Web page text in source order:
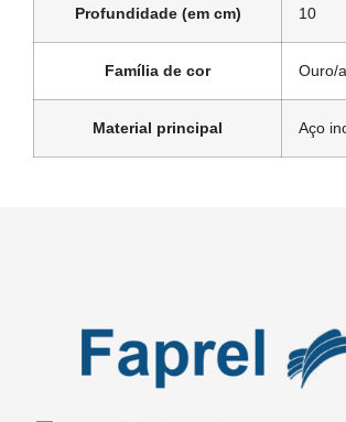
Profundidade (em cm) 10
Família de cor Ouro/
Material principal Aço